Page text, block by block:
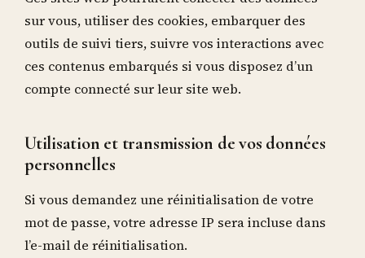
sur vous, utiliser des cookies, embarquer des
outils de suivi tiers, suivre vos interactions avec
ces contenus embarqués si vous disposez d’un
compte connecté sur leur site web.
Utilisation et transmission de vos données
personnelles
Si vous demandez une réinitialisation de votre
mot de passe, votre adresse IP sera incluse dans
l’e-mail de réinitialisation.